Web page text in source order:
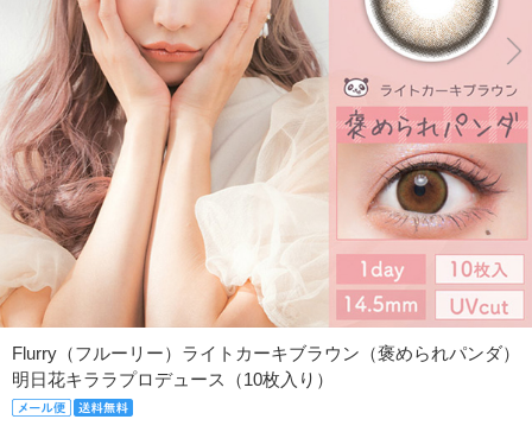
Flurry（フルーリー）ライトカーキブラウン（褒められパンダ）
明日花キララプロデュース（10枚入り）